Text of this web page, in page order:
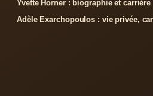
Yvette Horner : biographie et carrière
Adèle Exarchopoulos : vie privée,